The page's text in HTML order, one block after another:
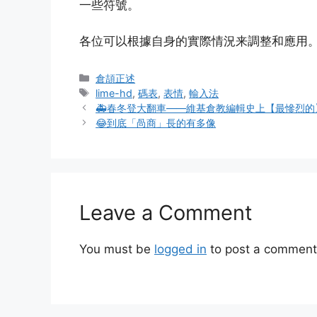
zk	[
zl	]
zm	>
zmm	→
zn	<
zr	~
一些符號。
各位可以根據自身的實際情況来調整和應用。
Categories
倉頡正述
Tags
lime-hd,碼表,表情,輸入法
🚑春冬登大翻車——維基倉教編輯史上【最慘烈的
😂到底「咼商」長的有多像
Leave a Comment
You must be logged in to post a